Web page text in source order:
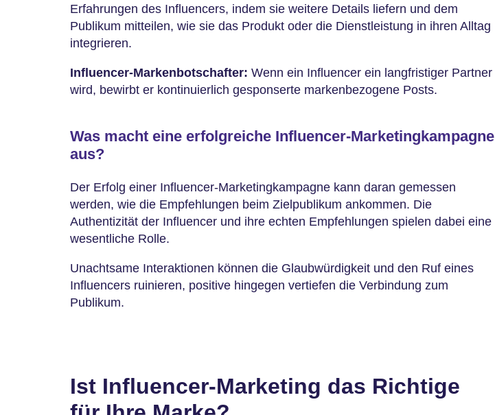
Erfahrungen des Influencers, indem sie weitere Details liefern und dem
Publikum mitteilen, wie sie das Produkt oder die Dienstleistung in ihren Alltag
integrieren.
Influencer-Markenbotschafter: Wenn ein Influencer ein langfristiger Partner
wird, bewirbt er kontinuierlich gesponserte markenbezogene Posts.
Was macht eine erfolgreiche Influencer-Marketingkampagne
aus?
Der Erfolg einer Influencer-Marketingkampagne kann daran gemessen
werden, wie die Empfehlungen beim Zielpublikum ankommen. Die
Authentizität der Influencer und ihre echten Empfehlungen spielen dabei eine
wesentliche Rolle.
Unachtsame Interaktionen können die Glaubwürdigkeit und den Ruf eines
Influencers ruinieren, positive hingegen vertiefen die Verbindung zum
Publikum.
Ist Influencer-Marketing das Richtige